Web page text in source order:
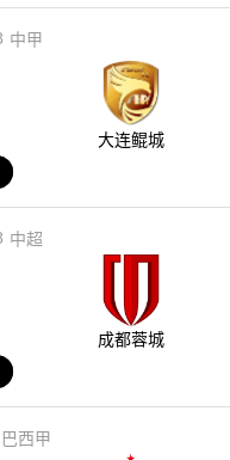
中甲
大连鲲城
中超
成都蓉城
巴西甲